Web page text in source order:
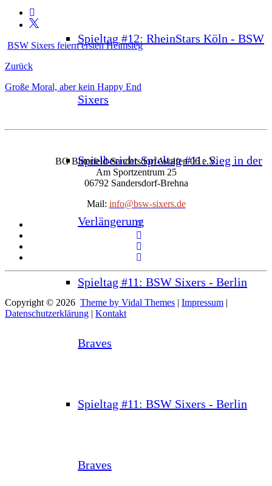
Spieltag #12: RheinStars Köln - BSW
Sixers
Spielbericht Spieltag #11: Sieg in der
Verlängerung
Spieltag #11: BSW Sixers - Berlin
Braves
Spieltag #11: BSW Sixers - Berlin
Braves
BSW Sixers feiern ersten Heimsieg
Zurück
Große Moral, aber kein Happy End
BG Bitterfeld-Sandersdorf-Wolfen 06 e.V.
Am Sportzentrum 25
06792 Sandersdorf-Brehna
Mail: info@bsw-sixers.de
Copyright © 2026 Theme by Vidal Themes | Impressum |
Datenschutzerklärung | Kontakt